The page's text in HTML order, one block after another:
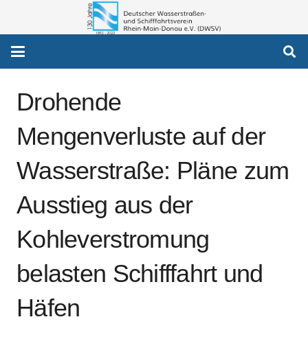
Drohende
Mengenverluste auf der
Wasserstraße: Pläne zum
Ausstieg aus der
Kohleverstromung
belasten Schifffahrt und
Häfen